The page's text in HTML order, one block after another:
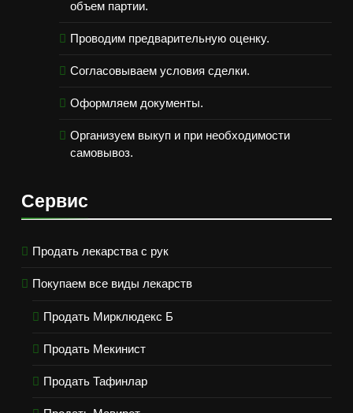
объем партии.
Проводим предварительную оценку.
Согласовываем условия сделки.
Оформляем документы.
Организуем выкуп и при необходимости
самовывоз.
Сервис
Продать лекарства с рук
Покупаем все виды лекарств
Продать Мирклюдекс Б
Продать Мекинист
Продать Тафинлар